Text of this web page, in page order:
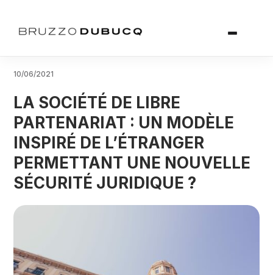
10/06/2021
LA SOCIÉTÉ DE LIBRE
PARTENARIAT : UN MODÈLE
INSPIRÉ DE L’ÉTRANGER
PERMETTANT UNE NOUVELLE
SÉCURITÉ JURIDIQUE ?